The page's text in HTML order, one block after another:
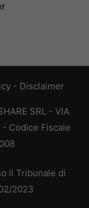
- Disclaimer
SRL - VIA
- Codice Fiscale
il Tribunale di
2023